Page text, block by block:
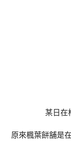
某日在
原來楓葉餅舖是